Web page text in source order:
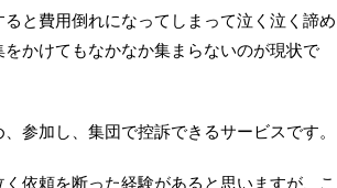
と費用倒れになってしまって泣く泣く諦め
かけてもなかなか集まらないのが現状で
参加し、集団で控訴できるサービスです。
依頼を断った経験があると思いますが、こ